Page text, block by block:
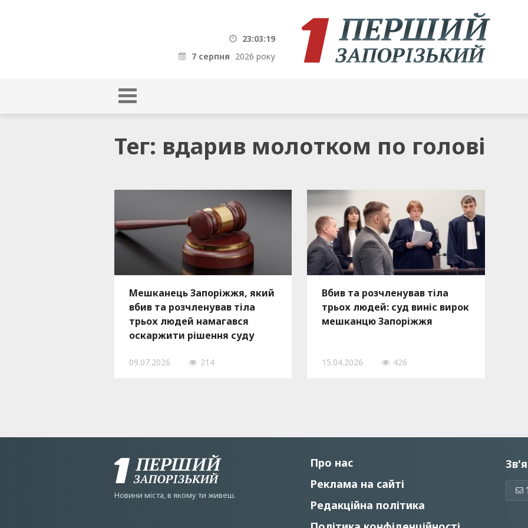
23:03:19
7 серпня 2026 року
Тег: вдарив молотком по голові
Мешканець Запоріжжя, який
вбив та розчленував тіла
трьох людей намагався
оскаржити рішення суду
09.07.2026 214
Вбив та розчленував тіла
трьох людей: суд виніс вирок
мешканцю Запоріжжя
15.04.2026 426
Новини мiста, в якому ти живеш.
Про нас
Реклама на сайті
Редакційна політика